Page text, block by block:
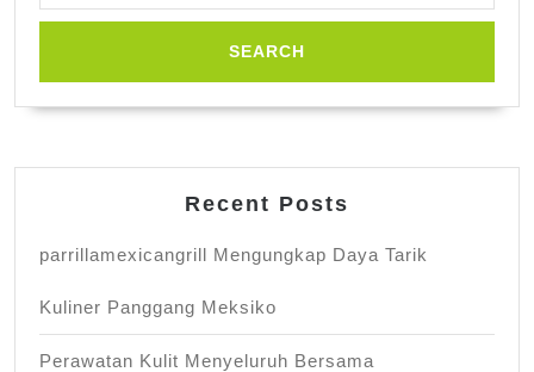
Recent Posts
parrillamexicangrill Mengungkap Daya Tarik
Kuliner Panggang Meksiko
Perawatan Kulit Menyeluruh Bersama